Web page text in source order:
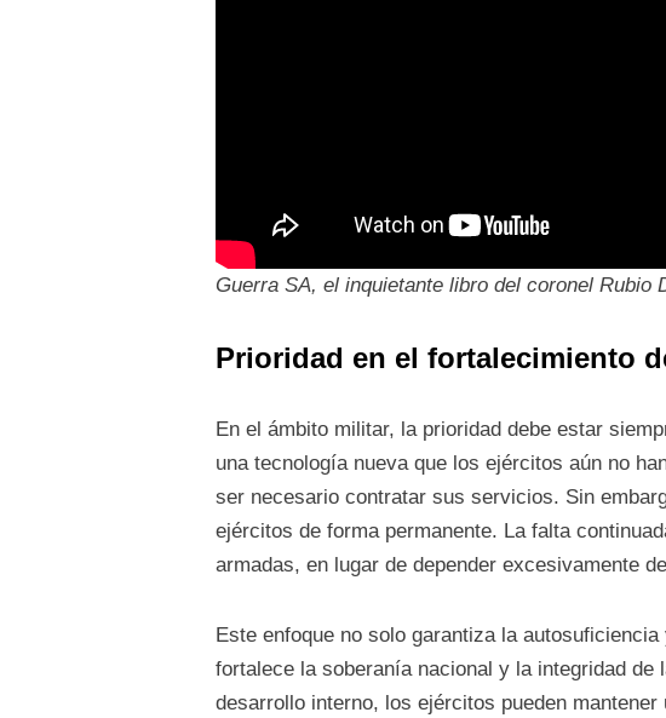
Guerra SA, el inquietante libro del coronel Rubio
Prioridad en el fortalecimiento
En el ámbito militar, la prioridad debe estar
una tecnología nueva que los ejércitos aún no
ser necesario contratar sus servicios. Sin
ejércitos de forma permanente. La falta
armadas, en lugar de depender excesivamente
Este enfoque no solo garantiza la
fortalece la soberanía nacional y la integridad
desarrollo interno, los ejércitos pueden